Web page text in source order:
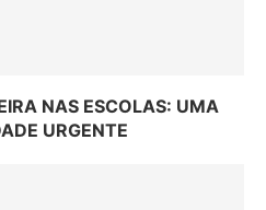
NAS ESCOLAS: UMA
URGENTE